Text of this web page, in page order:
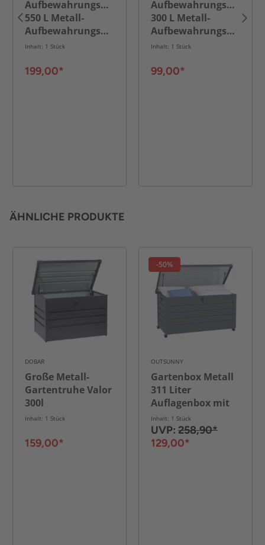
Aufbewahrungsbox
550 L Metall-
Aufbewahrungsbox,
ca. 165 x 70 x 62
Inhalt: 1 Stück
199,00*
Aufbewahrungsbox
300 L Metall-
Aufbewahrungsbox,
ca. 100 x 61 x 62
Inhalt: 1 Stück
99,00*
ÄHNLICHE PRODUKTE
DOBAR
Große Metall-
Gartentruhe Valor
300l
Inhalt: 1 Stück
159,00*
-50%
OUTSUNNY
Gartenbox Metall
311 Liter
Auflagenbox mit
Griffen Rollen
Schloss
Wasserdicht
Inhalt: 1 Stück
UVP: 258,90*
129,00*